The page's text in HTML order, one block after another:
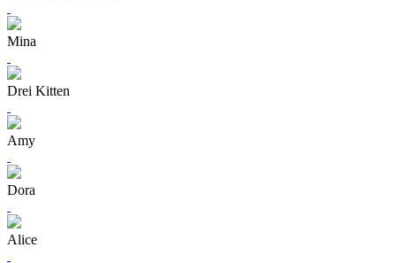
Mina
Drei Kitten
Amy
Dora
Alice